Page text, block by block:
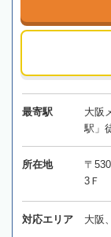
最寄駅
大阪
駅」
所在地
〒
3Ｆ
対応エリア 大阪